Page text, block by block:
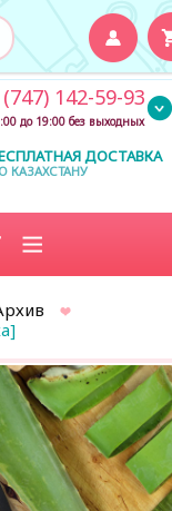
ДОСТАВКА
КАЗАХСТАНУ
142-59-93
до 19:00 без выходных